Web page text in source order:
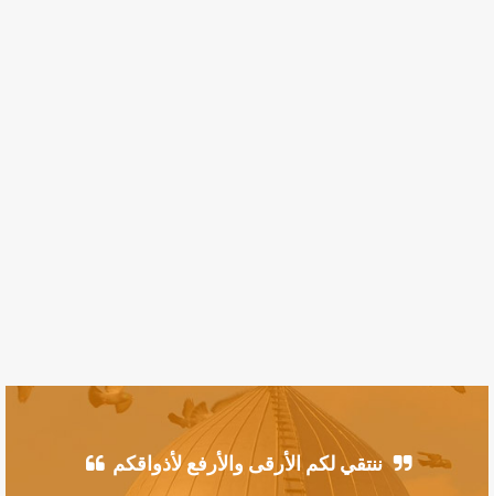
ننتقي لكم الأرقى والأرفع لأذواقكم